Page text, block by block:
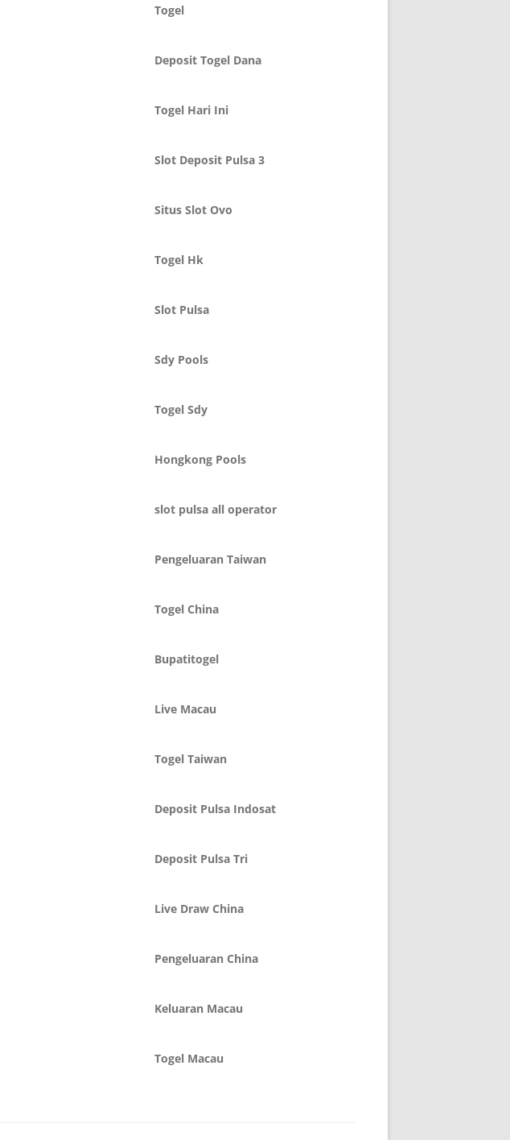
Togel
Deposit Togel Dana
Togel Hari Ini
Slot Deposit Pulsa 3
Situs Slot Ovo
Togel Hk
Slot Pulsa
Sdy Pools
Togel Sdy
Hongkong Pools
slot pulsa all operator
Pengeluaran Taiwan
Togel China
Bupatitogel
Live Macau
Togel Taiwan
Deposit Pulsa Indosat
Deposit Pulsa Tri
Live Draw China
Pengeluaran China
Keluaran Macau
Togel Macau